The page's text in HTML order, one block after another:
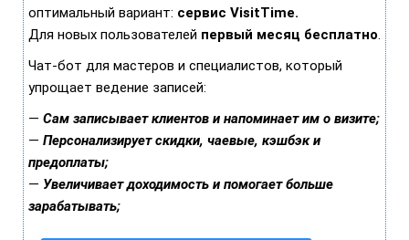
оптимальный вариант: сервис VisitTime.
Для новых пользователей первый месяц бесплатно.
Чат-бот для мастеров и специалистов, который
упрощает ведение записей:
— Сам записывает клиентов и напоминает им о визите;
— Персонализирует скидки, чаевые, кэшбэк и
предоплаты;
— Увеличивает доходимость и помогает больше
зарабатывать;